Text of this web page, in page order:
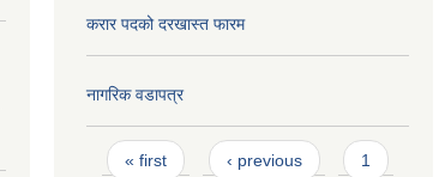
करार पदको दरखास्त फारम
नागरिक वडापत्र
Pages
« first ‹ previous 1